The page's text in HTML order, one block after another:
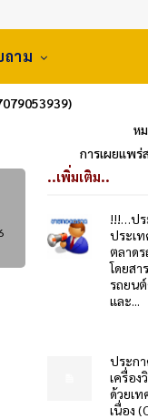
ถาม
ห
การเผยแพ
..เพิ่มเติม..
!!!…ปร
ประเ
ตลาดร
โดยสา
รถยน
และ...
ประก
เครื่อง
ด้วยเ
เนื่อง